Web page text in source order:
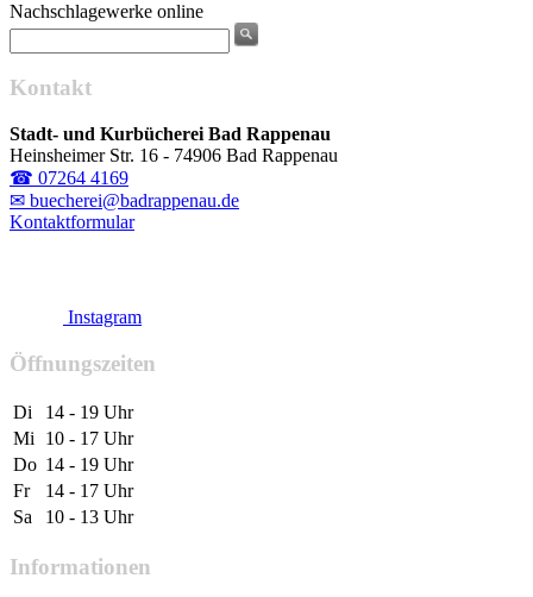
Nachschlagewerke online
Kontakt
Stadt- und Kurbücherei Bad Rappenau
Heinsheimer Str. 16 - 74906 Bad Rappenau
☎ 07264 4169
✉ buecherei@badrappenau.de
Kontaktformular
Instagram
Öffnungszeiten
Di
14 - 19 Uhr
Mi
10 - 17 Uhr
Do 14 - 19 Uhr
Fr
14 - 17 Uhr
Sa
10 - 13 Uhr
Informationen